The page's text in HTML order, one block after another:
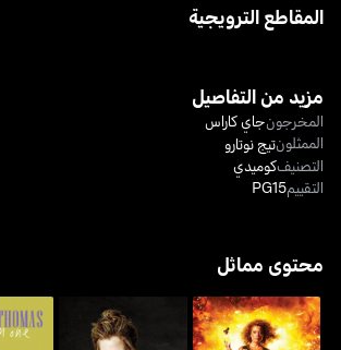
المقاطع الترويجية
مزيد من التفاصيل
المخرجونجاي كاراس
الممثلونتيج نوتارو
التصنيفكوميدي
التقييمPG15
محتوى مماثل